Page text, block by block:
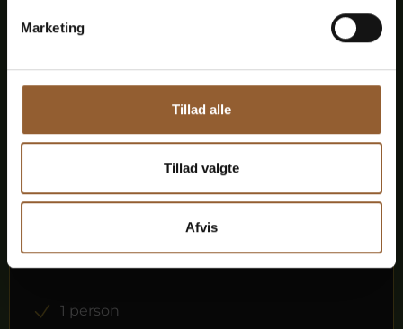
Marketing
Tillad alle
Tillad valgte
Afvis
Guld
12 måneders fri adgang til alle vores
museer
1 person